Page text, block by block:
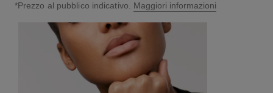
↩
*Prezzo al pubblico indicativo. Maggiori informazioni